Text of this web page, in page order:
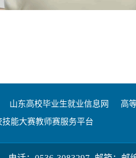
山东高校毕业生就业信息网
高
能大赛教师赛服务平台